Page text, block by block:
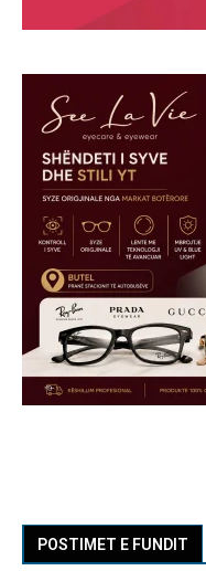
POSTIMET E FUNDIT